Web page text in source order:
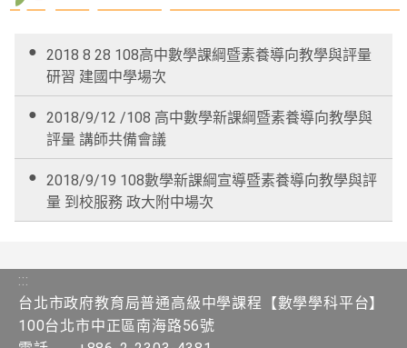
2018 8 28 108高中數學課綱暨素養導向教學與評量
研習 建國中學場次
2018/9/12 /108 高中數學新課綱暨素養導向教學與
評量 講師共備會議
2018/9/19 108數學新課綱宣導暨素養導向教學與評
量 到校服務 政大附中場次
:::
台北市政府教育局普通高級中學課程​【​數學學科平台】
100台北市中正區南海路56號